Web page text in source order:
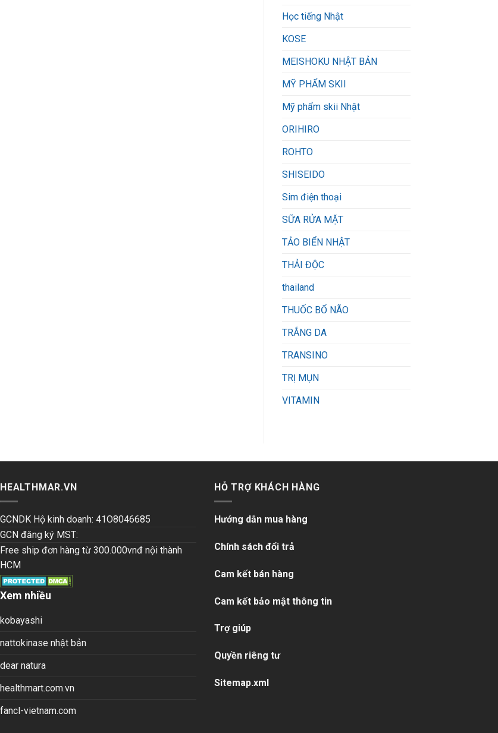
Học tiếng Nhật
KOSE
MEISHOKU NHẬT BẢN
MỸ PHẨM SKII
Mỹ phẩm skii Nhật
ORIHIRO
ROHTO
SHISEIDO
Sim điện thoại
SỮA RỬA MẶT
TẢO BIỂN NHẬT
THẢI ĐỘC
thailand
THUỐC BỔ NÃO
TRẮNG DA
TRANSINO
TRỊ MỤN
VITAMIN
HEALTHMAR.VN
GCNDK Hộ kinh doanh: 41O8046685
GCN đăng ký MST:
Free ship đơn hàng từ 300.000vnđ nội thành
HCM
Xem nhiều
kobayashi
nattokinase nhật bản
dear natura
healthmart.com.vn
fancl-vietnam.com
HỖ TRỢ KHÁCH HÀNG
Hướng dẫn mua hàng
Chính sách đổi trả
Cam kết bán hàng
Cam kết bảo mật thông tin
Trợ giúp
Quyền riêng tư
Sitemap.xml